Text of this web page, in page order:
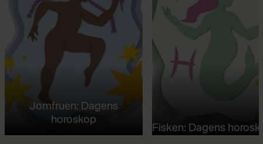
Jomfruen: Dagens
horoskop
Fisken: Dagens